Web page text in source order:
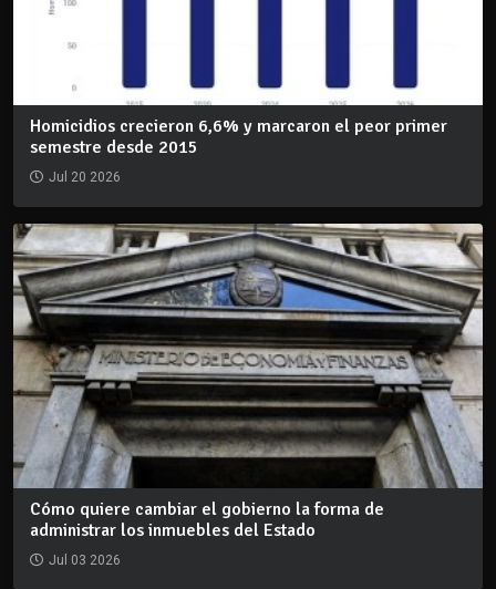
Homicidios crecieron 6,6% y marcaron el peor primer
semestre desde 2015
Jul 20 2026
Cómo quiere cambiar el gobierno la forma de
administrar los inmuebles del Estado
Jul 03 2026